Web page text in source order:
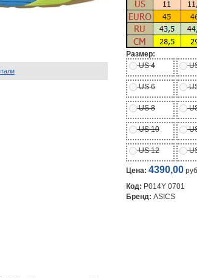
Размер:
US 4
US 6
US 8
US 10
US 12
Цена: 4390,00
Код: P014Y 0701
Бренд: ASICS